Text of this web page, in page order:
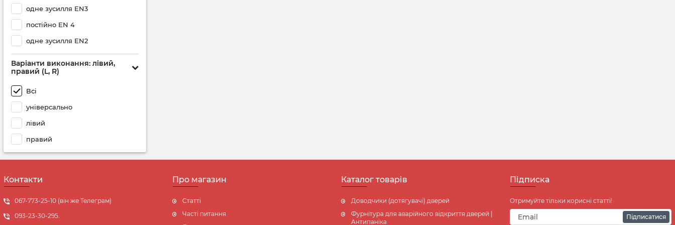
одне зусилля EN3
постійно EN 4
одне зусилля EN2
Варіанти виконання: лівий,
правий (L, R)
Всі
універсально
лівий
правий
Контакти
067-773-25-10 (він же Телеграм)
093-23-30-295.
Про магазин
Статті
Часті питання
Каталог товарів
Доводчики (дотягувачі) дверей
Фурнітура для аварійного відкриття дверей |
Антипаніка
Підписка
Отримуйте тільки корисні статті!
Підписатися